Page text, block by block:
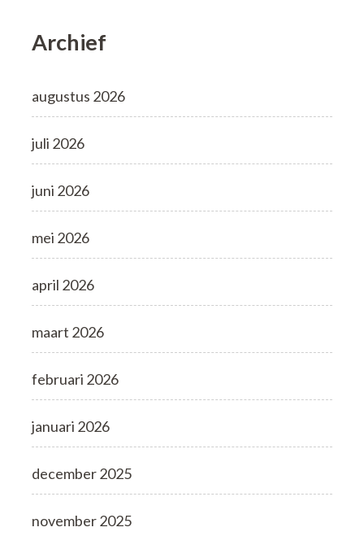
Archief
augustus 2026
juli 2026
juni 2026
mei 2026
april 2026
maart 2026
februari 2026
januari 2026
december 2025
november 2025